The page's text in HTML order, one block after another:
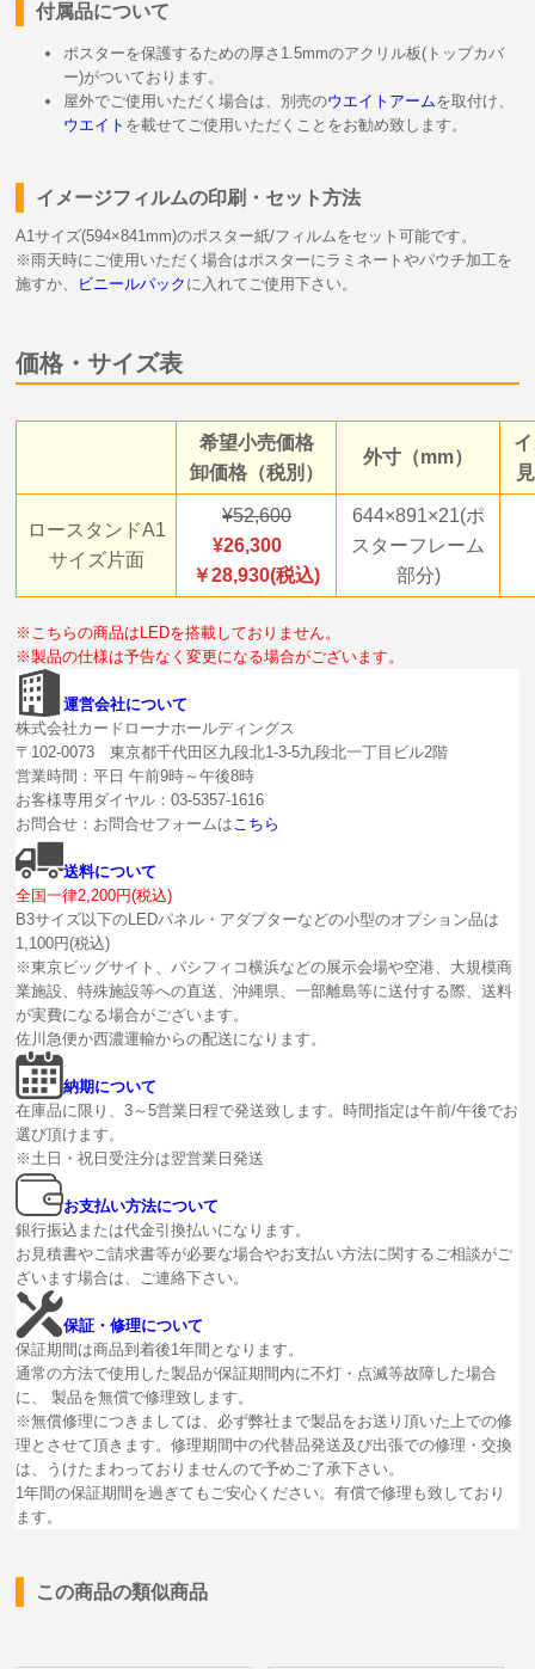
付属品について
ポスターを保護するための厚さ1.5mmのアクリル板(トップカバ
ー)がついております。
屋外でご使用いただく場合は、別売のウエイトアームを取付け、
ウエイト を載せてご使用いただくことをお勧め致します。
イメージフィルムの印刷・セット方法
A1サイズ(594×841mm)のポスター紙/フィルムをセット可能です。
※雨天時にご使用いただく場合はポスターにラミネートやパウチ加工を
施すか、
ビニールパック に入れてご使用下さい。
価格・サイズ表
希望小売価格
卸価格（税別）
外寸（mm）
ロースタンドA1
サイズ片面
52,600
26,300
￥28,930(税込)
644×891×21(ポ
スターフレーム
部分)
※こちらの商品はLEDを搭載しておりません。
※製品の仕様は予告なく変更になる場合がございます。
運営会社について
株式会社カードローナホールディングス
〒102-0073 東京都千代田区九段北1-3-5九段北一丁目ビル2階
営業時間：平日 午前9時～午後8時
お客様専用ダイヤル：03-5357-1616
お問合せ：お問合せフォームはこちら
送料について
全国一律2,200円(税込)
B3サイズ以下のLEDパネル・アダプターなどの小型のオプション品は
1,100円(税込)
※東京ビッグサイト、パシフィコ横浜などの展示会場や空港、大規模商
業施設、特殊施設等への直送、沖縄県、一部離島等に送付する際、送料
が実費になる場合がございます。
佐川急便か西濃運輸からの配送になります。
納期について
在庫品に限り、3～5営業日程で発送致します。時間指定は午前/午後でお
選び頂けます。
※土日・祝日受注分は翌営業日発送
お支払い方法について
銀行振込または代金引換払いになります。
お見積書やご請求書等が必要な場合やお支払い方法に関するご相談がご
ざいます場合は、ご連絡下さい。
保証・修理について
保証期間は商品到着後1年間となります。
通常の方法で使用した製品が保証期間内に不灯・点滅等故障した場合
に、 製品を無償で修理致します。
※無償修理につきましては、必ず弊社まで製品をお送り頂いた上での修
理とさせて頂きます。修理期間中の代替品発送及び出張での修理・交換
は、うけたまわっておりませんので予めご了承下さい。
1年間の保証期間を過ぎてもご安心ください。有償で修理も致しており
ます。
この商品の類似商品